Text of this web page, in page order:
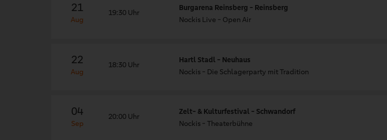
21
Aug
19:30 Uhr
Burgarena Reinsberg - Reinsberg
Nockis Live - Open Air
22
Aug
18:30 Uhr
Hartl Stadl - Neuhaus
Nockis - Die Schlagerparty mit Tradition
04
Sep
20:00 Uhr
Zelt- & Kulturfestival - Schwandorf
Nockis - Theaterbühne